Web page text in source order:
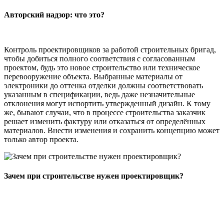
Авторский надзор: что это?
Контроль проектировщиков за работой строительных бригад,
чтобы добиться полного соответствия с согласованным
проектом, будь это новое строительство или техническое
перевооружение объекта. Выбранные материалы от
электроники до оттенка отделки должны соответствовать
указанным в спецификации, ведь даже незначительные
отклонения могут испортить утвержденный дизайн. К тому
же, бывают случаи, что в процессе строительства заказчик
решает изменить фактуру или отказаться от определённых
материалов. Внести изменения и сохранить концепцию может
только автор проекта.
Зачем при строительстве нужен проектировщик?